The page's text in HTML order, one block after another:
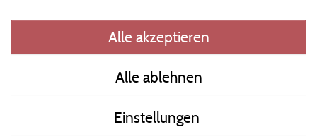
Herausgeberinformationen und Adressen
Kontakt
AGB
Alle akzeptieren
Alle ablehnen
Einstellungen